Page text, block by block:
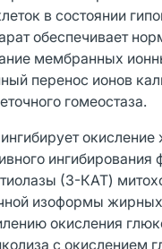
в состоянии
обеспечивает
мембранных
перенос ионов
гомеостаза.
(3-КАТ)
изоформы жирных
окисления
с окислением